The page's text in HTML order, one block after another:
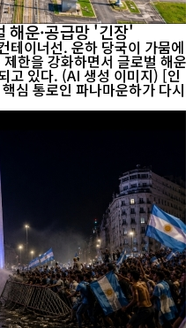
해운·공급망 '긴장'
테이너선. 운하 당국이 가뭄에
한을 강화하면서 글로벌 해운
있다. (AI 생성 이미지) [인
심 통로인 파나마운하가 다시